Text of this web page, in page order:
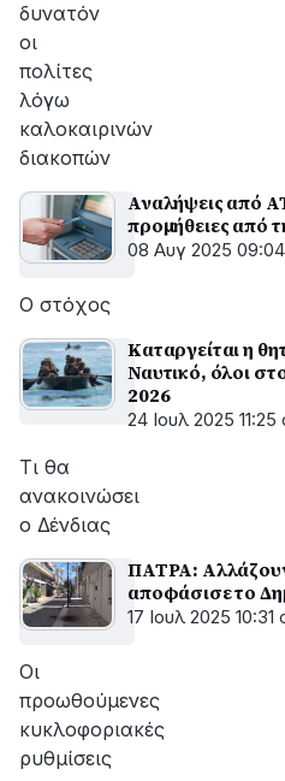
δυνατόν
οι
πολίτες
λόγω
καλοκαιρινών
διακοπών
Αναλήψεις από
προμήθειες από
08 Αυγ 2025 09:04
Ο στόχος
Καταργείται η
Ναυτικό, όλοι
2026
24 Ιουλ 2025 11:25
Τι θα
ανακοινώσει
ο Δένδιας
ΠΑΤΡΑ:
αποφάσισε το
17 Ιουλ 2025 10:31
Οι
προωθούμενες
κυκλοφοριακές
ρυθμίσεις